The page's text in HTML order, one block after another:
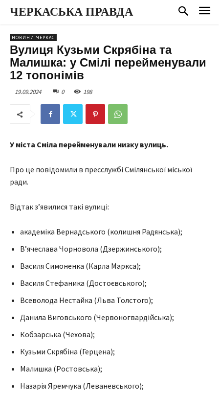
ЧЕРКАСЬКА ПРАВДА
НОВИНИ ЧЕРКАС
Вулиця Кузьми Скрябіна та
Малишка: у Смілі перейменували
12 топонімів
19.09.2024 0 198
У міста Сміла перейменували низку вулиць.
Про це повідомили в пресслужбі Смілянської міської
ради.
Відтак з’явилися такі вулиці:
академіка Вернадського (колишня Радянська);
В’ячеслава Чорновола (Дзержинського);
Василя Симоненка (Карла Маркса);
Василя Стефаника (Достоєвського);
Всеволода Нестайка (Льва Толстого);
Данила Виговського (Червоногвардійська);
Кобзарська (Чехова);
Кузьми Скрябіна (Герцена);
Малишка (Ростовська);
Назарія Яремчука (Леваневського);